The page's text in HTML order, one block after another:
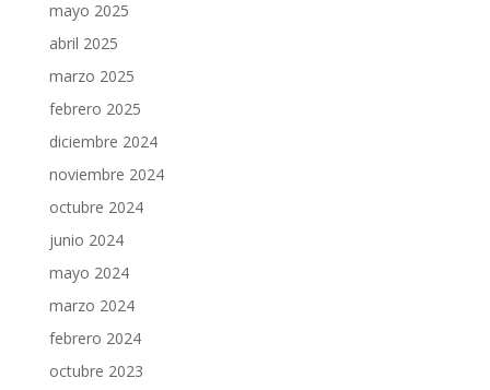
mayo 2025
abril 2025
marzo 2025
febrero 2025
diciembre 2024
noviembre 2024
octubre 2024
junio 2024
mayo 2024
marzo 2024
febrero 2024
octubre 2023